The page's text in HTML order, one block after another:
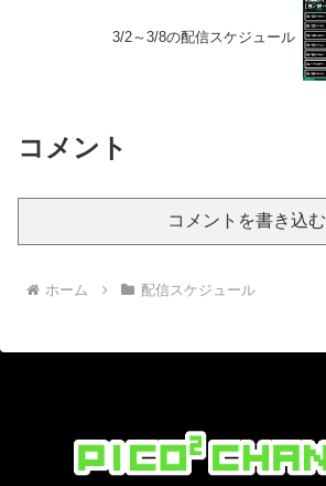
3/2～3/8の配信スケジュール
コメント
コメントを書き込む
ホーム 配信スケジュール